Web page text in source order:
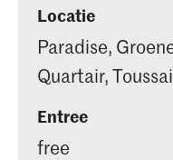
Locatie
Paradise,
Quartair,
Entree
free